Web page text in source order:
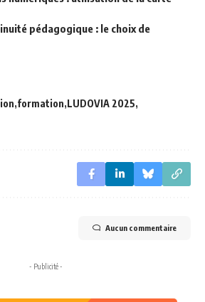
pédagogique : le choix de
formation LUDOVIA 2025
Aucun commentaire
- Publicité -